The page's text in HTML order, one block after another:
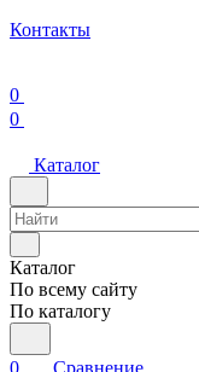
Контакты
0
0
Каталог
Каталог
По всему сайту
По каталогу
0
Сравнение